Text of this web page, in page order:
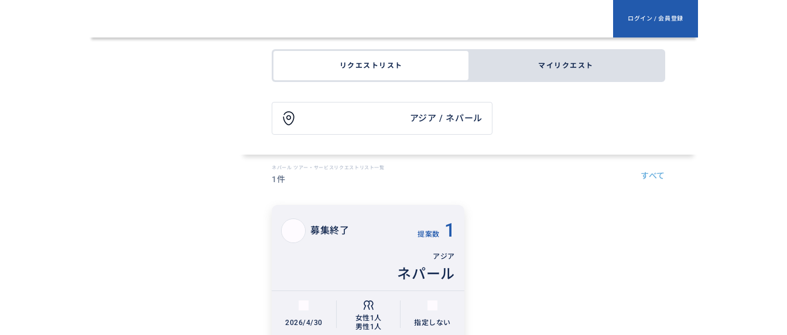
ログイン / 会員登録
リクエストリスト マイリクエスト
アジア / ネパール
ネパール ツアー・サービスリクエストリスト一覧
1件 すべて
募集終了 提案数 1
アジア
ネパール
2026/4/30
女性1人
男性1人
指定しない